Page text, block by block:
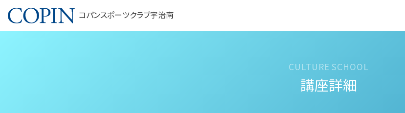
コパンスポーツクラブ宇治南
講座詳細